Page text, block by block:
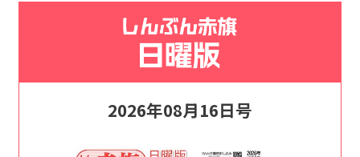
2026年08月16日号